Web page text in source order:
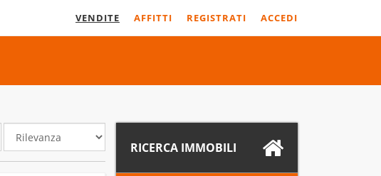
VENDITE AFFITTI REGISTRATI ACCEDI
RICERCA IMMOBILI